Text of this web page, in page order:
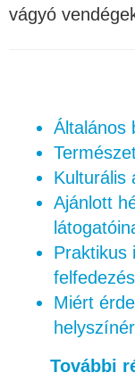
vágyó
Általános
Kulturális
Ajánlott
Praktikus
Miért
További